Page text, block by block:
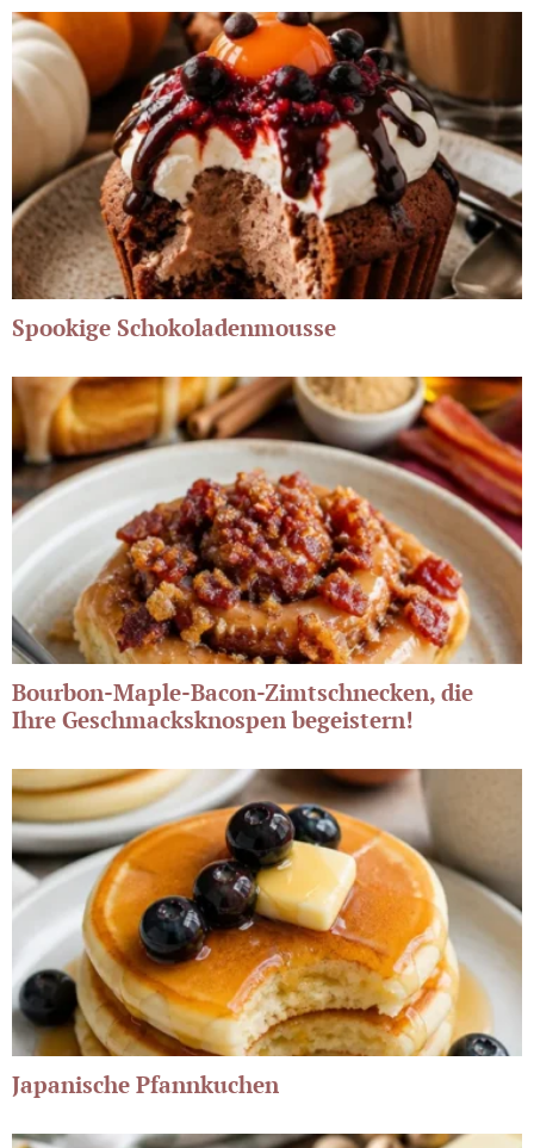
Spookige Schokoladenmousse
Bourbon-Maple-Bacon-Zimtschnecken, die
Ihre Geschmacksknospen begeistern!
Japanische Pfannkuchen